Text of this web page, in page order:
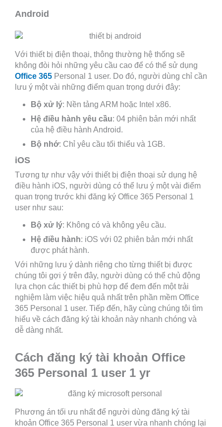
Android
Với thiết bị điện thoại, thông thường hệ thống sẽ
không đòi hỏi những yêu cầu cao để có thể sử dụng
Office 365 Personal 1 user. Do đó, người dùng chỉ cần
lưu ý một vài những điểm quan trọng dưới đây:
Bộ xử lý: Nền tảng ARM hoặc Intel x86.
Hệ điều hành yêu cầu: 04 phiên bản mới nhất
của hệ điều hành Android.
Bộ nhớ: Chỉ yêu cầu tối thiểu và 1GB.
iOS
Tương tự như vậy với thiết bị điện thoại sử dụng hệ
điều hành iOS, người dùng có thể lưu ý một vài điểm
quan trọng trước khi đăng ký Office 365 Personal 1
user như sau:
Bộ xử lý: Không có và không yêu cầu.
Hệ điều hành: iOS với 02 phiên bản mới nhất
được phát hành.
Với những lưu ý dành riêng cho từng thiết bị được
chúng tôi gợi ý trên đây, người dùng có thể chủ động
lựa chọn các thiết bị phù hợp để đem đến một trải
nghiệm làm việc hiệu quả nhất trên phần mềm Office
365 Personal 1 user. Tiếp đến, hãy cùng chúng tôi tìm
hiểu về cách đăng ký tài khoản này nhanh chóng và
dễ dàng nhất.
Cách đăng ký tài khoản Office
365 Personal 1 user 1 yr
Phương án tối ưu nhất để người dùng đăng ký tài
khoản Office 365 Personal 1 user vừa nhanh chóng lại